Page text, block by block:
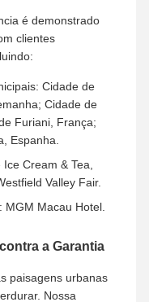
é demonstrado
clientes
Cidade de
Cidade de
Furiani, França;
Espanha.
Cream & Tea,
Valley Fair.
Macau Hotel.
a Garantia
paisagens urbanas
Nossa